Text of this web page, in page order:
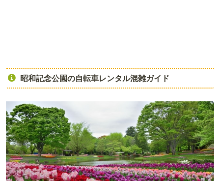
昭和記念公園の自転車レンタル混雑ガイド